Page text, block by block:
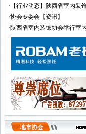
· 【行业动态】陕西省室内装
·协会专委会【资讯】
·陕西省室内装饰协会举行室
地市协会